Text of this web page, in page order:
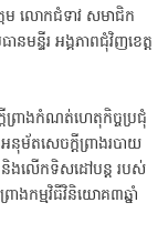
តម លោកជំទាវ សមាជិក
មន្ទីរ អង្គភាពជុំវិញខេត្ត
តីព្រាងកំណត់ហេតុកិច្ចប្រជុំ
ម័តសេចក្តីព្រាងរបាយ
និងលើកទិសដៅបន្ត របស់
ាងកម្មវិធីវិនិយោគ៣ឆ្នាំ